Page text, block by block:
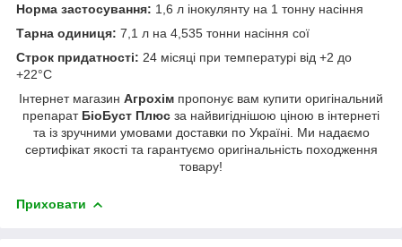
Норма застосування: 1,6 л інокулянту на 1 тонну насіння
Тарна одиниця: 7,1 л на 4,535 тонни насіння сої
Строк придатності: 24 місяці при температурі від +2 до
+22°С
Інтернет магазин Агрохім пропонує вам купити оригінальний
препарат БіоБуст Плюс за найвигіднішою ціною в інтернеті
та із зручними умовами доставки по Україні. Ми надаємо
сертифікат якості та гарантуємо оригінальність походження
товару!
Приховати